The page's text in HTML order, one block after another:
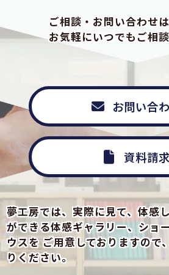
ご相談・お問い合わせ
お気軽にいつでもご相談
お問い合
資料請求
夢工房では、実際に見て、体感
ができる体感ギャラリー、ショ
ウスをご用意しておりますので
りください。